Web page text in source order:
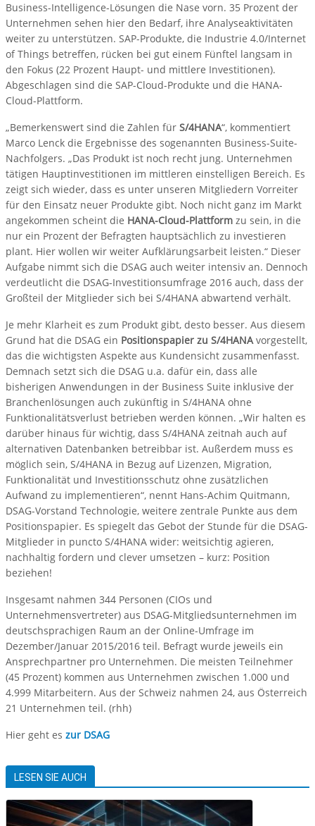
Business-Intelligence-Lösungen die Nase vorn. 35 Prozent der
Unternehmen sehen hier den Bedarf, ihre Analyseaktivitäten
weiter zu unterstützen. SAP-Produkte, die Industrie 4.0/Internet
of Things betreffen, rücken bei gut einem Fünftel langsam in
den Fokus (22 Prozent Haupt- und mittlere Investitionen).
Abgeschlagen sind die SAP-Cloud-Produkte und die HANA-
Cloud-Plattform.
„Bemerkenswert sind die Zahlen für S/4HANA“, kommentiert
Marco Lenck die Ergebnisse des sogenannten Business-Suite-
Nachfolgers. „Das Produkt ist noch recht jung. Unternehmen
tätigen Hauptinvestitionen im mittleren einstelligen Bereich. Es
zeigt sich wieder, dass es unter unseren Mitgliedern Vorreiter
für den Einsatz neuer Produkte gibt. Noch nicht ganz im Markt
angekommen scheint die HANA-Cloud-Plattform zu sein, in die
nur ein Prozent der Befragten hauptsächlich zu investieren
plant. Hier wollen wir weiter Aufklärungsarbeit leisten.“ Dieser
Aufgabe nimmt sich die DSAG auch weiter intensiv an. Dennoch
verdeutlicht die DSAG-Investitionsumfrage 2016 auch, dass der
Großteil der Mitglieder sich bei S/4HANA abwartend verhält.
Je mehr Klarheit es zum Produkt gibt, desto besser. Aus diesem
Grund hat die DSAG ein Positionspapier zu S/4HANAvorgestellt,
das die wichtigsten Aspekte aus Kundensicht zusammenfasst.
Demnach setzt sich die DSAG u.a. dafür ein, dass alle
bisherigen Anwendungen in der Business Suite inklusive der
Branchenlösungen auch zukünftig in S/4HANA ohne
Funktionalitätsverlust betrieben werden können. „Wir halten es
darüber hinaus für wichtig, dass S/4HANA zeitnah auch auf
alternativen Datenbanken betreibbar ist. Außerdem muss es
möglich sein, S/4HANA in Bezug auf Lizenzen, Migration,
Funktionalität und Investitionsschutz ohne zusätzlichen
Aufwand zu implementieren“, nennt Hans-Achim Quitmann,
DSAG-Vorstand Technologie, weitere zentrale Punkte aus dem
Positionspapier. Es spiegelt das Gebot der Stunde für die DSAG-
Mitglieder in puncto S/4HANA wider: weitsichtig agieren,
nachhaltig fordern und clever umsetzen – kurz: Position
beziehen!
Insgesamt nahmen 344 Personen (CIOs und
Unternehmensvertreter) aus DSAG-Mitgliedsunternehmen im
deutschsprachigen Raum an der Online-Umfrage im
Dezember/Januar 2015/2016 teil. Befragt wurde jeweils ein
Ansprechpartner pro Unternehmen. Die meisten Teilnehmer
(45 Prozent) kommen aus Unternehmen zwischen 1.000 und
4.999 Mitarbeitern. Aus der Schweiz nahmen 24, aus Österreich
21 Unternehmen teil. (rhh)
Hier geht es zur DSAG
LESEN SIE AUCH